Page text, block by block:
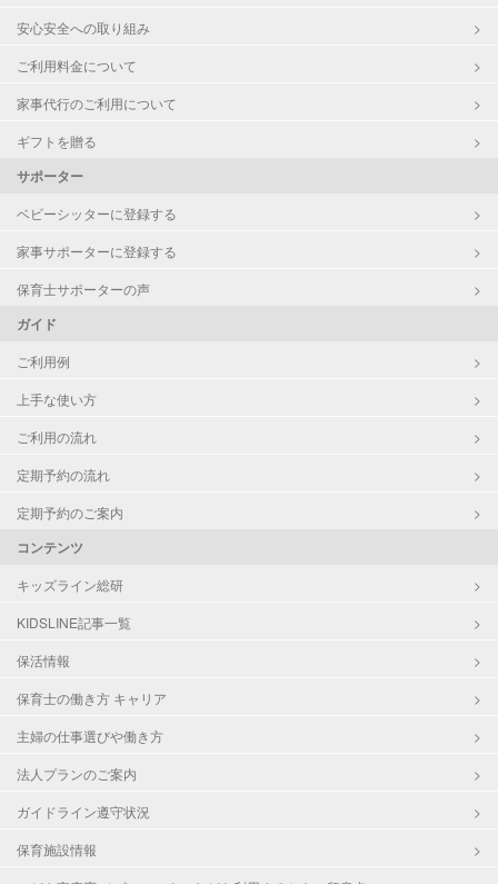
安心安全への取り組み
ご利用料金について
家事代行のご利用について
ギフトを贈る
サポーター
ベビーシッターに登録する
家事サポーターに登録する
保育士サポーターの声
ガイド
ご利用例
上手な使い方
ご利用の流れ
定期予約の流れ
定期予約のご案内
コンテンツ
キッズライン総研
KIDSLINE記事一覧
保活情報
保育士の働き方 キャリア
主婦の仕事選びや働き方
法人プランのご案内
ガイドライン遵守状況
保育施設情報